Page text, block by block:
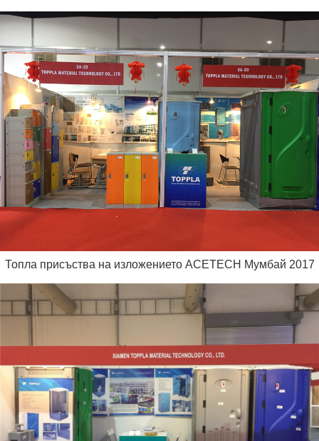
Топла присъства на изложението ACETECH Мумбай 2017